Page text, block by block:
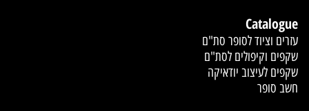
Catalogue
עזרים וציוד לסופר סת"ם
שקפים וקיפולים לסת"ם
שקפים לעיצוב יודאיקה
חשב סופר